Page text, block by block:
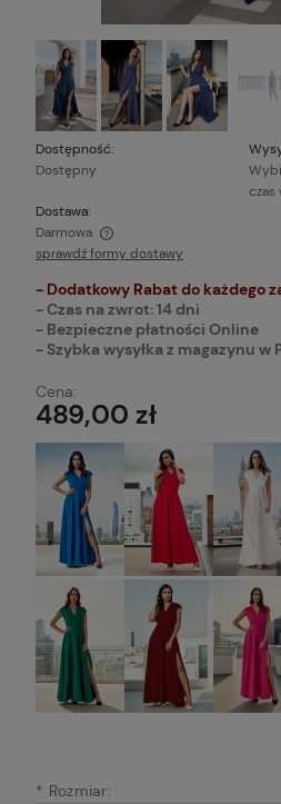
Dostępność:
Dostępny
czas
Dostawa:
Darmowa
Cena nie zawiera ewentualnych
sprawdź formy dostawy
- Dodatkowy Rabat do każdego
- Czas na zwrot: 14 dni
- Bezpieczne płatności Online
- Szybka wysyłka z magazynu w
Cena:
489,00 zł
* Rozmiar: